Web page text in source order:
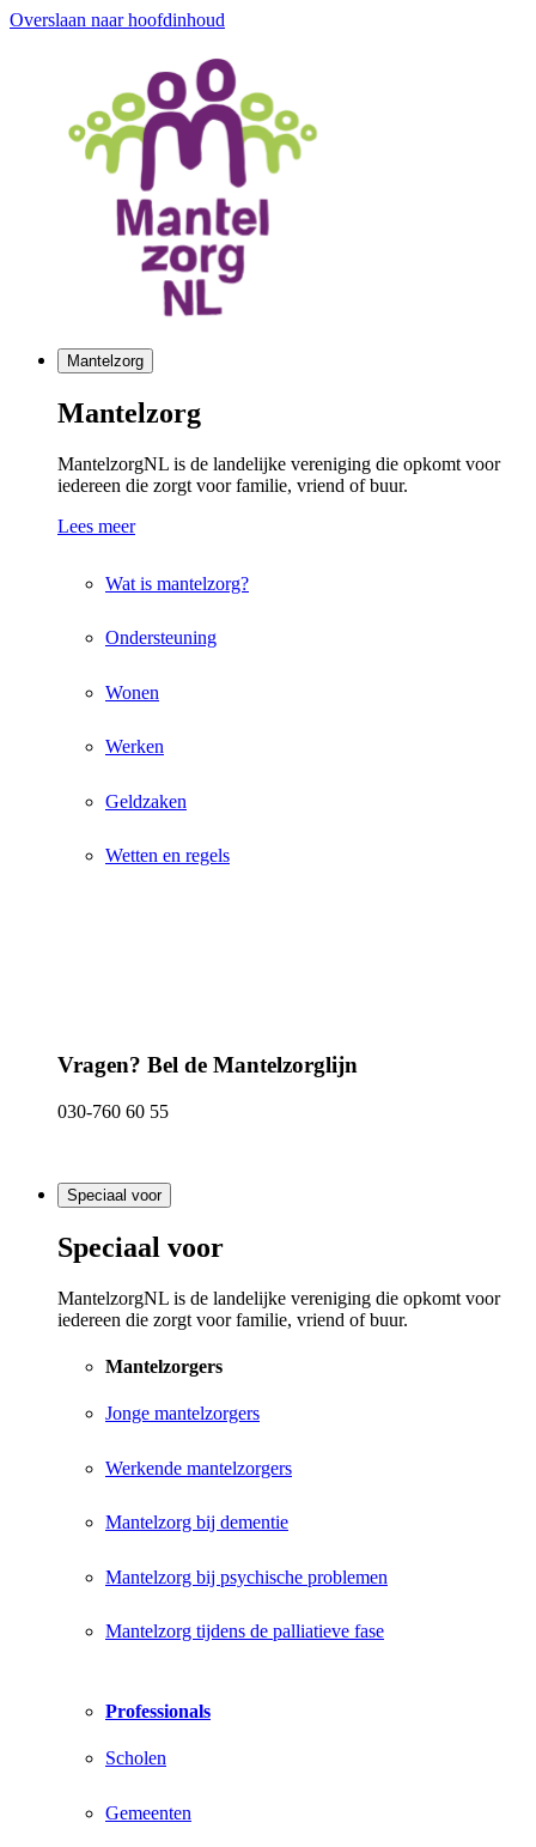
Overslaan naar hoofdinhoud
Mantelzorg
Mantelzorg
MantelzorgNL is de landelijke vereniging die opkomt voor
iedereen die zorgt voor familie, vriend of buur.
Lees meer
Wat is mantelzorg?
Ondersteuning
Wonen
Werken
Geldzaken
Wetten en regels
Vragen? Bel de Mantelzorglijn
030-760 60 55
Speciaal voor
Speciaal voor
MantelzorgNL is de landelijke vereniging die opkomt voor
iedereen die zorgt voor familie, vriend of buur.
Mantelzorgers
Jonge mantelzorgers
Werkende mantelzorgers
Mantelzorg bij dementie
Mantelzorg bij psychische problemen
Mantelzorg tijdens de palliatieve fase
Professionals
Scholen
Gemeenten